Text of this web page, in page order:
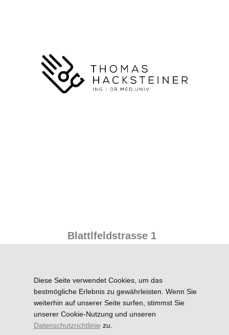
Blattlfeldstrasse 1
Fax.: +43(0)6582/73343-4
mailto:ordination@dr-
hacksteiner.at
Diese Seite verwendet Cookies, um das
bestmögliche Erlebnis zu gewährleisten. Wenn Sie
weiterhin auf unserer Seite surfen, stimmst Sie
unserer Cookie-Nutzung und unseren
Datenschutzrichtlinie zu.